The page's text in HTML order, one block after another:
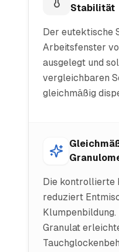
Stabilität
Der eutektische
Arbeitsfenster
ausgelegt und
vergleichbaren
gleichmäßig
Die kontrollierte
reduziert
Granulat